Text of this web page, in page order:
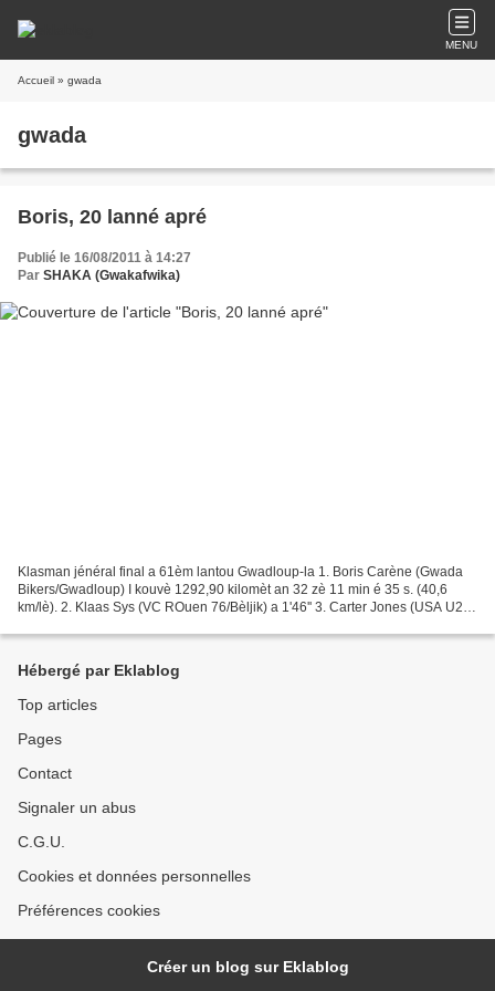
MENU
Accueil » gwada
gwada
Boris, 20 lanné apré
Publié le 16/08/2011 à 14:27
Par SHAKA (Gwakafwika)
Klasman jénéral final a 61èm lantou Gwadloup-la 1. Boris Carène (Gwada
Bikers/Gwadloup) I kouvè 1292,90 kilomèt an 32 zè 11 min é 35 s. (40,6
km/lè). 2. Klaas Sys (VC ROuen 76/Bèljik) a 1'46'' 3. Carter Jones (USA U23
Hébergé par Eklablog
Top articles
Pages
Contact
Signaler un abus
C.G.U.
Cookies et données personnelles
Préférences cookies
Créer un blog sur Eklablog